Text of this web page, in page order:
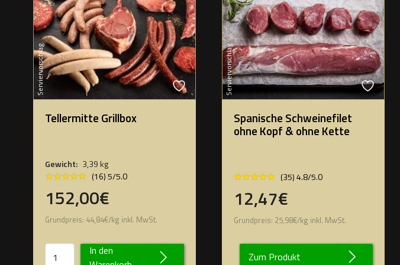
Serviervorschlag
Tellermitte Grillbox
Gewicht: 3,39 kg
★★★★★
★★★★★ (16) 5/5.0
152,00€
Grundpreis: 44,84€/kg inkl. MwSt.
In den
Serviervorschlag
Spanische Schweinefilet
ohne Kopf & ohne Kette
★★★★★
★★★★★ (35) 4.8/5.0
12,47€
Grundpreis: 25,98€/kg inkl. MwSt.
Zum Produkt